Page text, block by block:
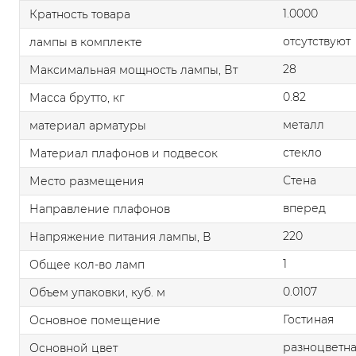
Кратность товара
1.0000
лампы в комплекте
отсутствуют
Максимальная мощность лампы, Вт
28
Масса брутто, кг
0.82
материал арматуры
металл
Материал плафонов и подвесок
стекло
Место размещения
Стена
Направление плафонов
вперед
Напряжение питания лампы, В
220
Общее кол-во ламп
1
Объем упаковки, куб. м
0.0107
Основное помещение
Гостиная
Основной цвет